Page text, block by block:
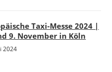
Taxi-Messe 2024 |
9. November in Köln
2024